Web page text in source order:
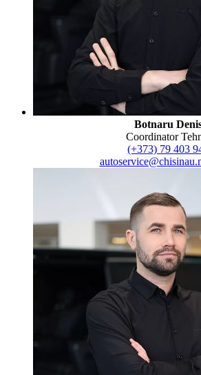
Botnaru
Coordinator
(+373) 79 403